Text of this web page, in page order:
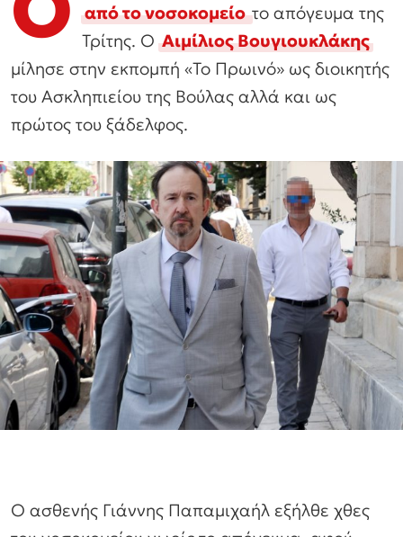
από το νοσοκομείο το απόγευμα της
Τρίτης. ΟΑιμίλιος Βουγιουκλάκης
μίλησε στην εκπομπή «Το Πρωινό» ως διοικητής
του Ασκληπιείου της Βούλας αλλά και ως
πρώτος του ξάδελφος.
Ο ασθενής Γιάννης Παπαμιχαήλ εξήλθε χθες